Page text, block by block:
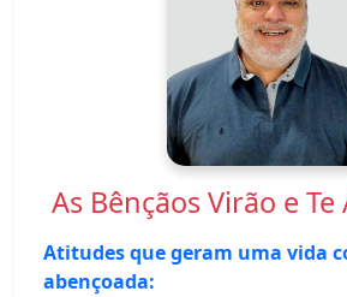
As Bênçãos Virão e
Atitudes que geram uma vida
abençoada: